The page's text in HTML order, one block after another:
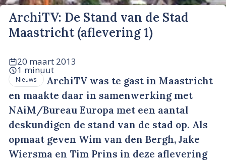
ArchiTV: De Stand van de Stad
Maastricht (aflevering 1)
20 maart 2013
1 minuut
Nieuws
ArchiTV was te gast in Maastricht
en maakte daar in samenwerking met
NAiM/Bureau Europa met een aantal
deskundigen de stand van de stad op. Als
opmaat geven Wim van den Bergh, Jake
Wiersma en Tim Prins in deze aflevering